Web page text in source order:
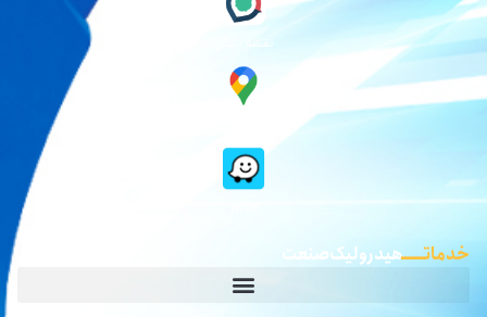
نقشه نشان
خدماتـــــهیدرولیک صنعت